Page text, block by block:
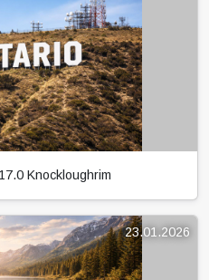
Knockloughrim
23.01.2026